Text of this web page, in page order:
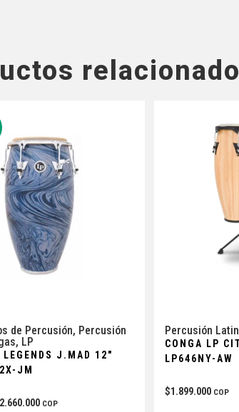
de Percusión, Percusión
, LP
LEGENDS J.MAD 12″
JM
2.660.000 COP
Percusión
CONGA LP
LP646NY-AW
$1.899.000 COP